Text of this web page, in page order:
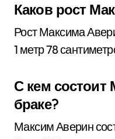
Каков рост
Рост Максима
1 метр 78
С кем
браке?
Максим Аверин